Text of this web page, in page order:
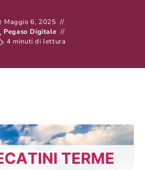
Maggio 6, 2025
Pegaso Digitale
4 minuti di lettura